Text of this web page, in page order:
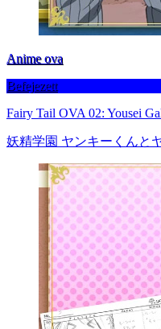
Anime ova
Befejezett
Fairy Tail OVA 02: Yousei
妖精学園 ヤンキーくんと